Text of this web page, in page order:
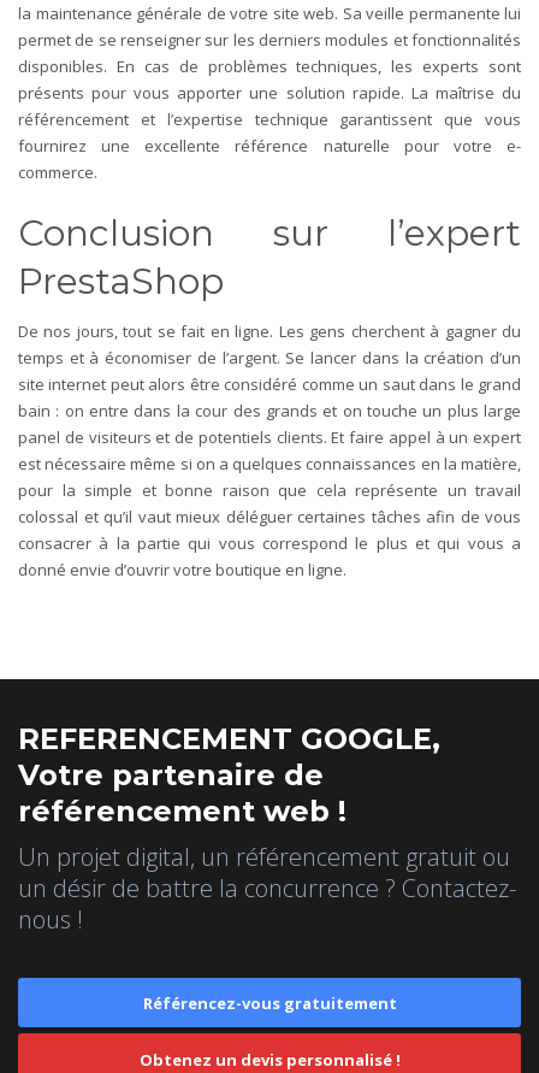
la maintenance générale de votre site web. Sa veille permanente lui
permet de se renseigner sur les derniers modules et fonctionnalités
disponibles. En cas de problèmes techniques, les experts sont
présents pour vous apporter une solution rapide. La maîtrise du
référencement et l’expertise technique garantissent que vous
fournirez une excellente référence naturelle pour votre e-
commerce.
Conclusion sur l’expert
PrestaShop
De nos jours, tout se fait en ligne. Les gens cherchent à gagner du
temps et à économiser de l’argent. Se lancer dans la création d’un
site internet peut alors être considéré comme un saut dans le grand
bain : on entre dans la cour des grands et on touche un plus large
panel de visiteurs et de potentiels clients. Et faire appel à un expert
est nécessaire même si on a quelques connaissances en la matière,
pour la simple et bonne raison que cela représente un travail
colossal et qu’il vaut mieux déléguer certaines tâches afin de vous
consacrer à la partie qui vous correspond le plus et qui vous a
donné envie d’ouvrir votre boutique en ligne.
REFERENCEMENT GOOGLE,
Votre partenaire de
référencement web !
Un projet digital, un référencement gratuit ou
un désir de battre la concurrence ? Contactez-
nous !
Référencez-vous gratuitement
Obtenez un devis personnalisé !